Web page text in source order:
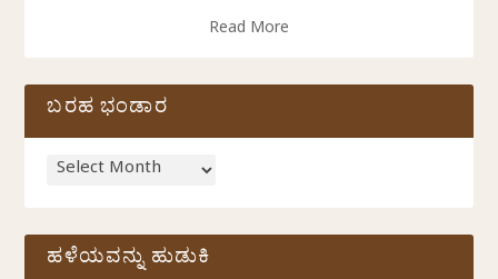
Read More
ಬರಹ ಭಂಡಾರ
ಹಳೆಯವನ್ನು ಹುಡುಕಿ